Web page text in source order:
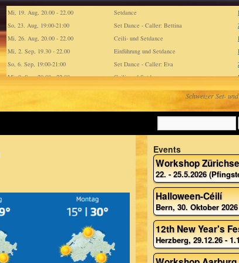
Schweizer Set-
Mi, 19. Aug, 20.00 - 22.00 Setdance
So, 23. Aug, 19:00-21:00
Set Dance - Caller: Bettina
Mi, 26. Aug, 20.00 - 22.00
Ceili- und Setdance
Mi, 2. Sep, 19.30 - 22.00
Einführung und Setdance
So, 6. Sep, 19:00-21:00
Set Dance - Caller: Eva
Mi, 9. Sep, 20.00 - 22.00
Ceili- und Setdance
Mi, 16. Sep, 20.00 - 22.00
Setdance
Set Dance - Caller: Manuel
Ceili- und Setdance
Set Dance - Caller: Manuela
Einführung, Ceili- und Setdance
Sa, 17. Okt, 13h00 - 17h00
Irish Set Dancing
Mi, 21. Okt, 20.00 - 22.00
Ceili- und Setdance
Set Dance - Caller: Bettina
Fr, 30. Okt, 18.30 - 23.00
Halloween Ceili!
So, 8. Nov, 19:00-21:00
Set Dance - Caller: Manuel
Events
Workshop
22. - 25.5.2026
Halloween-Céilí
Bern, 30. Oktober 2026
12th New Year's
Herzberg, 29.12.26 -